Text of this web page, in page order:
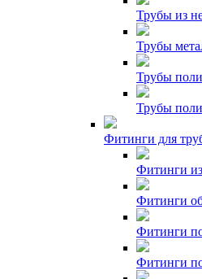
Трубы из
Трубы
Трубы
Трубы
Фитинги для
Фитинги
Фитинги
Фитинги
Фитинги